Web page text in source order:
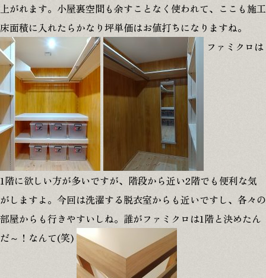
上がれます。小屋裏空間も余すことなく使われて、ここも施工
床面積に入れたらかなり坪単価はお値打ちになりますね。
ファミクロは
1階に欲しい方が多いですが、階段から近い2階でも便利な気
がしますよ。今回は洗濯する脱衣室からも近いですし、各々の
部屋からも行きやすいしね。誰がファミクロは1階と決めたん
だ～！なんて(笑)